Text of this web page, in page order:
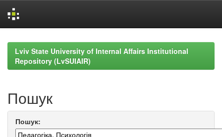
navigationLviv State University of Internal Affairs Institutional
Repository (LvSUIAIR)
Пошук
Пошук: